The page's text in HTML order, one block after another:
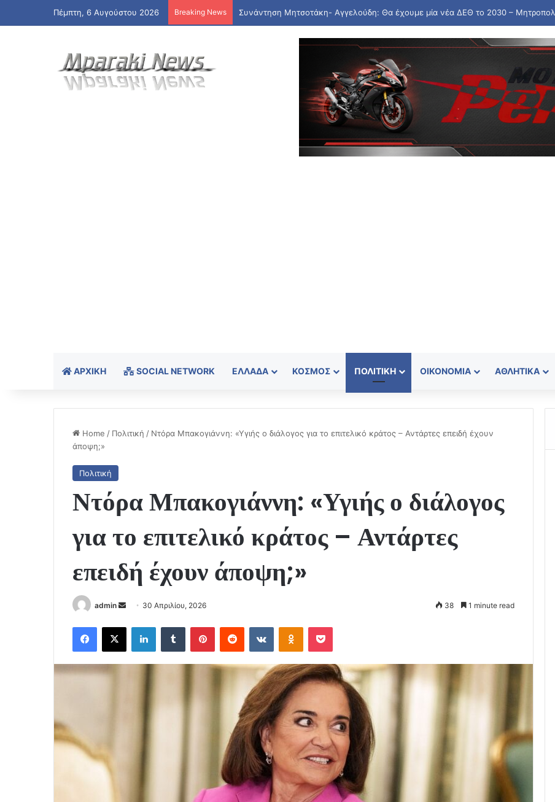
Πέμπτη, 6 Αυγούστου 2026 Breaking News «Ναι» από τη Βρετανία τη συγχώνευση 110 δισ. της Warner Bros. με την Paramount
ΑΡΧΙΚΉ SOCIAL NETWORK ΕΛΛΆΔΑ ΚΌΣΜΟΣ ΠΟΛΙΤΙΚΉ ΟΙΚΟΝΟΜΊΑ ΑΘΛΗΤΙΚΆ
Home / Πολιτική / Ντόρα Μπακογιάννη: «Υγιής ο διάλογος για το επιτελικό κράτος – Αντάρτες επειδή έχουν
άποψη;»
Πολιτική
Ντόρα Μπακογιάννη: «Υγιής ο διάλογος
για το επιτελικό κράτος – Αντάρτες
επειδή έχουν άποψη;»
admin
Send
email
30 Απριλίου, 2026 38 1 minute read
Facebook
X LinkedInTumblr PinterestReddit VKontakteOdnoklassniki
Pocket